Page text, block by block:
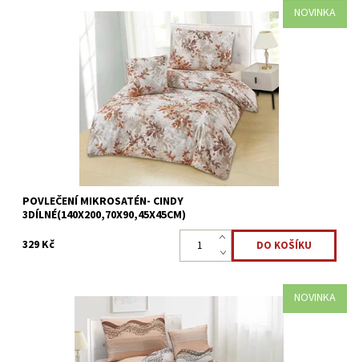
NOVINKA
Mikrosaténové povlečení CINDY - 3dílné Přikrývka 140x200cm
*Polštář 70x90cm*Povláček45x45cm Mikrovlákno
je antibakteriální a je nejlepší volbou pro alergiky. ...
Skladem >5 ks
8595248440630
POVLEČENÍ MIKROSATÉN- CINDY
3DÍLNÉ(140X200,70X90,45X45CM)
329 Kč
NOVINKA
Mikrosaténové povlečení KIRK - 3dílné Přikrývka 140x200cm
*Polštář 70x90cm*Povláček45x45cm Mikrovlákno
je antibakteriální a je nejlepší volbou pro alergiky. ...